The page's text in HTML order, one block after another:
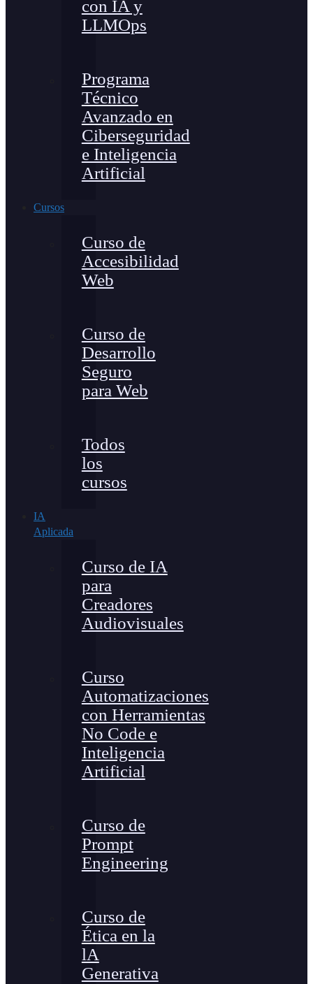
con IA y
LLMOps
Programa
Técnico
Avanzado en
Ciberseguridad
e Inteligencia
Artificial
Cursos
Curso de
Accesibilidad
Web
Curso de
Desarrollo
Seguro
para Web
Todos
los
cursos
IA
Aplicada
Curso de IA
para
Creadores
Audiovisuales
Curso
Automatizaciones
con Herramientas
No Code e
Inteligencia
Artificial
Curso de
Prompt
Engineering
Curso de
Ética en la
lA
Generativa